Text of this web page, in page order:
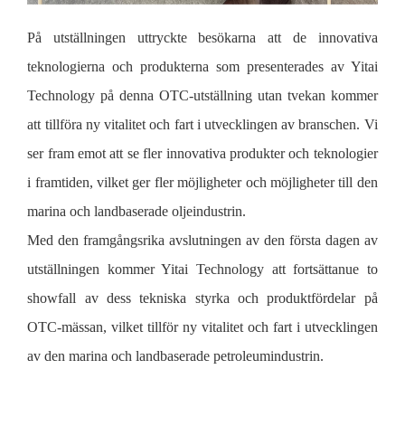
På utställningen uttryckte besökarna att de innovativa
teknologierna och produkterna som presenterades av Yitai
Technology på denna OTC-utställning utan tvekan kommer
att tillföra ny vitalitet och fart i utvecklingen av branschen. Vi
ser fram emot att se fler innovativa produkter och teknologier
i framtiden, vilket ger fler möjligheter och möjligheter till den
marina och landbaserade oljeindustrin.
Med den framgångsrika avslutningen av den första dagen av
utställningen kommer Yitai Technology att fortsättanue to
showfall av dess tekniska styrka och produktfördelar på
OTC-mässan, vilket tillför ny vitalitet och fart i utvecklingen
av den marina och landbaserade petroleumindustrin.